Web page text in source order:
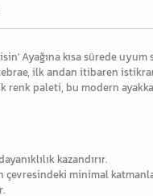
Ayağına kısa sürede uyum
ilk andan itibaren
renk paleti, bu modern
kazandırır.
çevresindeki minimal